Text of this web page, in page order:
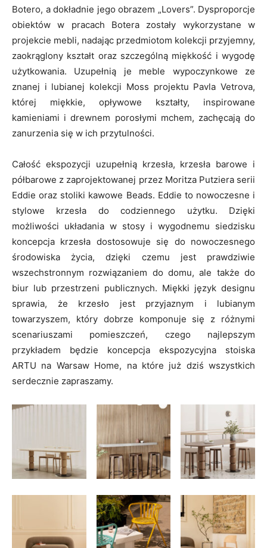
Botero, a dokładnie jego obrazem „Lovers”. Dysproporcje
obiektów w pracach Botera zostały wykorzystane w
projekcie mebli, nadając przedmiotom kolekcji przyjemny,
zaokrąglony kształt oraz szczególną miękkość i wygodę
użytkowania. Uzupełnią je meble wypoczynkowe ze
znanej i lubianej kolekcji Moss projektu Pavla Vetrova,
której miękkie, opływowe kształty, inspirowane
kamieniami i drewnem porosłymi mchem, zachęcają do
zanurzenia się w ich przytulności.
Całość ekspozycji uzupełnią krzesła, krzesła barowe i
półbarowe z zaprojektowanej przez Moritza Putziera serii
Eddie oraz stoliki kawowe Beads. Eddie to nowoczesne i
stylowe krzesła do codziennego użytku. Dzięki
możliwości układania w stosy i wygodnemu siedzisku
koncepcja krzesła dostosowuje się do nowoczesnego
środowiska życia, dzięki czemu jest prawdziwie
wszechstronnym rozwiązaniem do domu, ale także do
biur lub przestrzeni publicznych. Miękki język designu
sprawia, że krzesło jest przyjaznym i lubianym
towarzyszem, który dobrze komponuje się z różnymi
scenariuszami pomieszczeń, czego najlepszym
przykładem będzie koncepcja ekspozycyjna stoiska
ARTU na Warsaw Home, na które już dziś wszystkich
serdecznie zapraszamy.